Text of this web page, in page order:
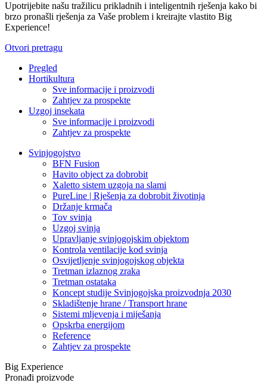
Upotrijebite našu tražilicu prikladnih i inteligentnih rješenja kako bi
brzo pronašli rješenja za Vaše problem i kreirajte vlastito Big
Experience!
Otvori pretragu
Pregled
Hortikultura
Sve informacije i proizvodi
Zahtjev za prospekte
Uzgoj insekata
Sve informacije i proizvodi
Zahtjev za prospekte
Svinjogojstvo
BFN Fusion
Havito object za dobrobit
Xaletto sistem uzgoja na slami
PureLine | Rješenja za dobrobit životinja
Držanje krmača
Tov svinja
Uzgoj svinja
Upravljanje svinjogojskim objektom
Kontrola ventilacije kod svinja
Osvijetljenje svinjogojskog objekta
Tretman izlaznog zraka
Tretman ostataka
Koncept studije Svinjogojska proizvodnja 2030
Skladištenje hrane / Transport hrane
Sistemi mljevenja i miješanja
Opskrba energijom
Reference
Zahtjev za prospekte
Big Experience
Pronađi proizvode